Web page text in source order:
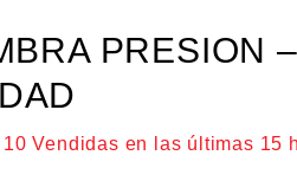
PRESION –
10 Vendidas en las últimas 15